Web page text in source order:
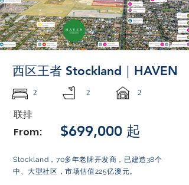
西区王者 Stockland｜HAVEN
2 2 2
联排
$699,000 起
From:
Stockland，70多年老牌开发商，已建造38个
中、大型社区，市场估值225亿澳元。